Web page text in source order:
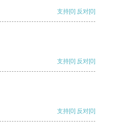
支持[0] 反对[0]
支持[0] 反对[0]
支持[0] 反对[0]